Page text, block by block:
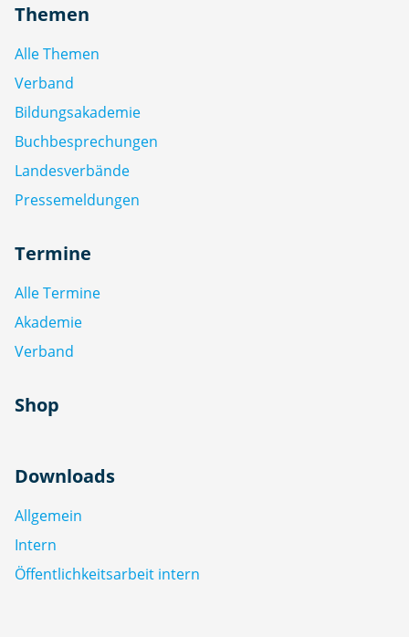
Themen
Alle Themen
Verband
Bildungsakademie
Buchbesprechungen
Landesverbände
Pressemeldungen
Termine
Alle Termine
Akademie
Verband
Shop
Downloads
Allgemein
Intern
Öffentlichkeitsarbeit intern